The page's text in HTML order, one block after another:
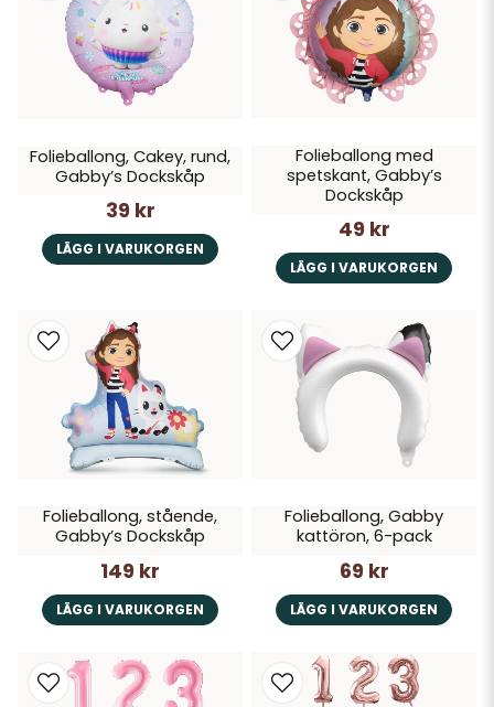
Folieballong, Cakey, rund,
Gabby’s Dockskåp
39 kr
LÄGG I VARUKORGEN
Folieballong med
spetskant, Gabby’s
Dockskåp
49 kr
LÄGG I VARUKORGEN
Folieballong, stående,
Gabby’s Dockskåp
149 kr
LÄGG I VARUKORGEN
Folieballong, Gabby
kattöron, 6-pack
69 kr
LÄGG I VARUKORGEN